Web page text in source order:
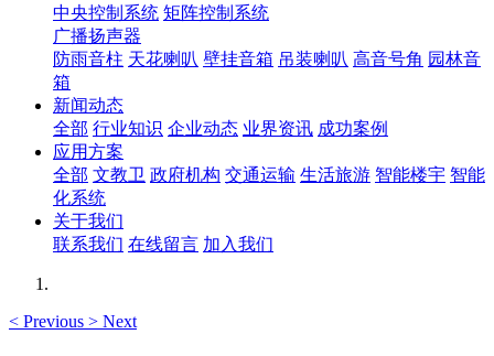
中央控制系统 矩阵控制系统
广播扬声器
防雨音柱 天花喇叭 壁挂音箱 吊装喇叭 高音号角 园林音
箱
新闻动态
全部 行业知识 企业动态 业界资讯 成功案例
应用方案
全部 文教卫 政府机构 交通运输 生活旅游 智能楼宇 智能
化系统
关于我们
联系我们 在线留言 加入我们
< Previous > Next